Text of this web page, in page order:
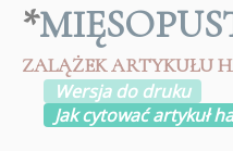
*
ZALĄŻEK ARTYKUŁU
Wersja do druku
Jak cytować artykuł